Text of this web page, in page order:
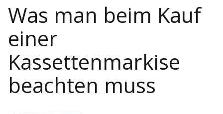
Was man beim Kauf
einer
Kassettenmarkise
beachten muss